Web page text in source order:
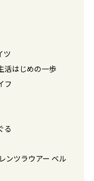
ツ
活はじめの一歩
フ
る
ンツラウアー ベル